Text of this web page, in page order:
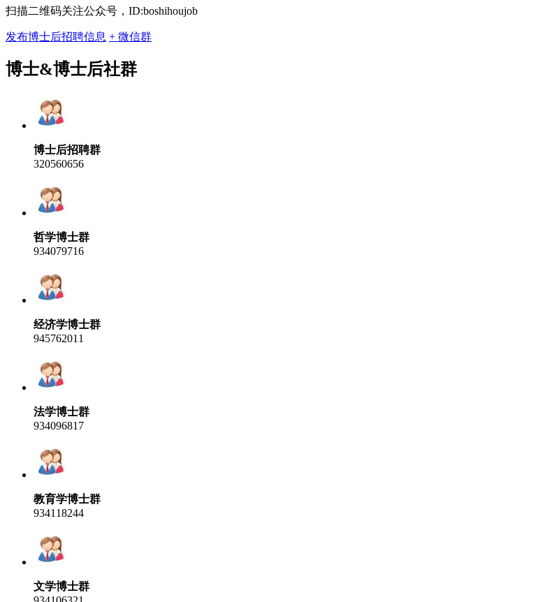
扫描二维码关注公众号，ID:boshihoujob
发布博士后招聘信息 + 微信群
博士&博士后社群
博士后招聘群
320560656
哲学博士群
934079716
经济学博士群
945762011
法学博士群
934096817
教育学博士群
934118244
文学博士群